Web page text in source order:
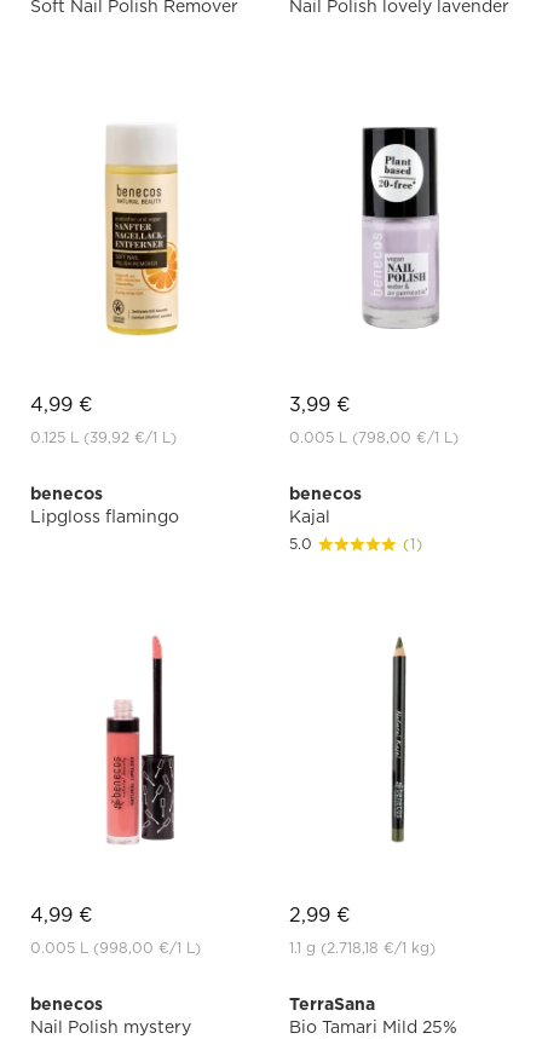
Soft Nail Polish Remover
4,99 €
0.125 L (39,92 €/1 L)
Nail Polish lovely lavender
3,99 €
0.005 L (798,00 €/1 L)
benecos
Lipgloss flamingo
4,99 €
0.005 L (998,00 €/1 L)
benecos
Kajal
5.0 (1)
2,99 €
1.1 g (2.718,18 €/1 kg)
benecos
Nail Polish mystery
TerraSana
Bio Tamari Mild 25%